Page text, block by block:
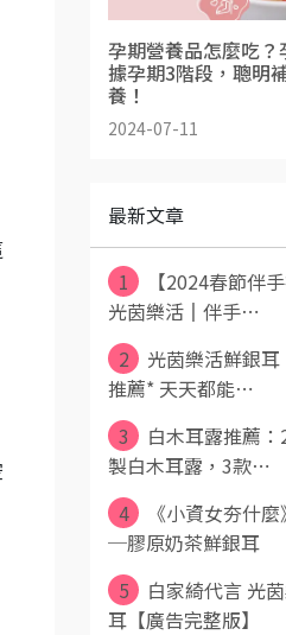
孕期營養品怎麼吃？
據孕期3階段，聰明
養！
2024-07-11
最新文章
1
【2024春節伴
光茵樂活║伴手⋯
2
光茵樂活鮮銀
推薦* 天天都能⋯
3
白木耳露推薦
製白木耳露，3款⋯
4
《小資女夯什
─膠原奶茶鮮銀耳
5
白家綺代言 光
耳【廣告完整版】